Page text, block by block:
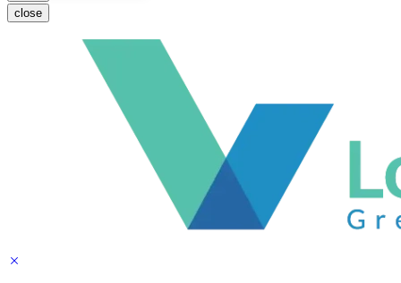
close